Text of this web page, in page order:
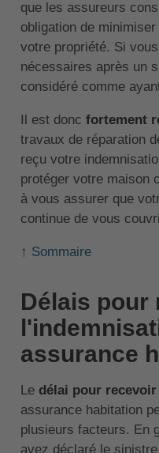
que les assureurs
obligation de
votre propriété. Si
nécessaires après un
considéré comme
Il est donc fortement
travaux de réparation
reçu votre
protéger votre maison
à vous assurer que
continue de vous
↑ Sommaire
Délais pour
assurance
Le délai pour
assurance habitation
plusieurs facteurs. En
avez déclaré le